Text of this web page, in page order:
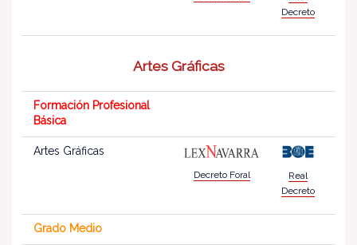
Decreto
Artes Gráficas
Formación Profesional
Básica
Artes Gráficas
Decreto Foral
Real
Decreto
Grado Medio